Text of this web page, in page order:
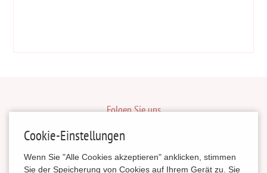
Folgen Sie uns
HochzeitinSachsen
HeiratenSachsenAnhalt
Cookie-Einstellungen
Wenn Sie "Alle Cookies akzeptieren" anklicken, stimmen
Sie der Speicherung von Cookies auf Ihrem Gerät zu. Sie